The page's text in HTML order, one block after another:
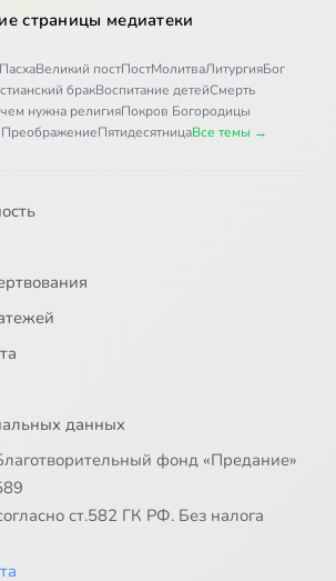
страницы медиатеки
ПасхаВеликий постПостМолитваЛитургияБог
бракВоспитание детейСмерть
нужна религияПокров Богородицы
ПреображениеПятидесятницаВсе темы →
данных
фонд «Предание»
ст.582 ГК РФ. Без налога